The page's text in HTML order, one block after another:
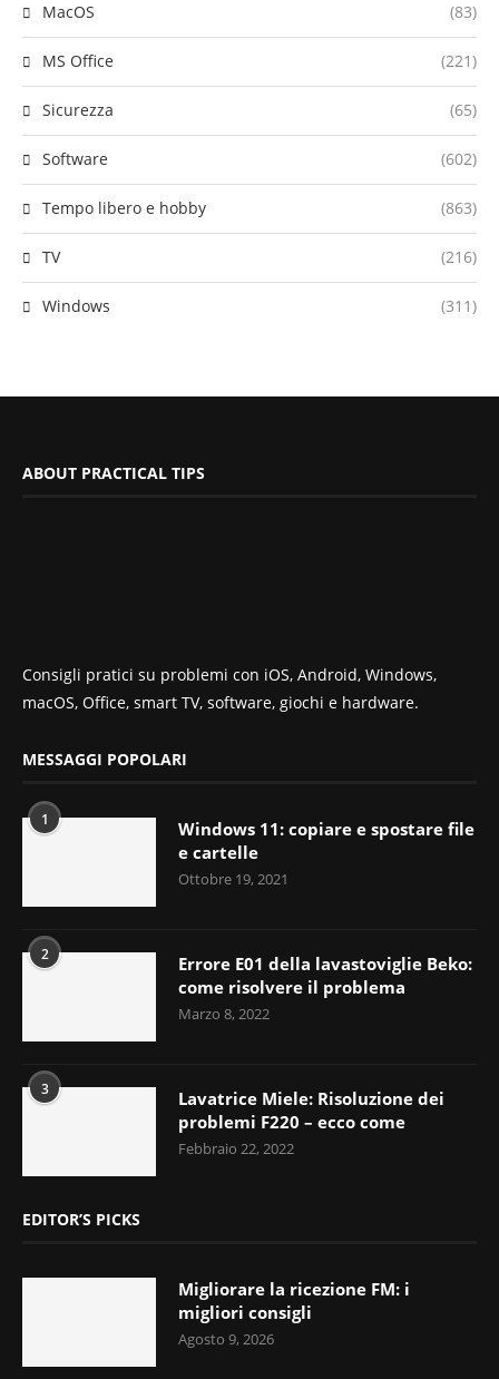
MacOS (83)
MS Office (221)
Sicurezza (65)
Software (602)
Tempo libero e hobby (863)
TV (216)
Windows (311)
ABOUT PRACTICAL TIPS
Consigli pratici su problemi con iOS, Android, Windows,
macOS, Office, smart TV, software, giochi e hardware.
MESSAGGI POPOLARI
1
Windows 11: copiare e spostare file
e cartelle
Ottobre 19, 2021
2
Errore E01 della lavastoviglie Beko:
come risolvere il problema
Marzo 8, 2022
3
Lavatrice Miele: Risoluzione dei
problemi F220 – ecco come
Febbraio 22, 2022
EDITOR’S PICKS
Migliorare la ricezione FM: i
migliori consigli
Agosto 9, 2026